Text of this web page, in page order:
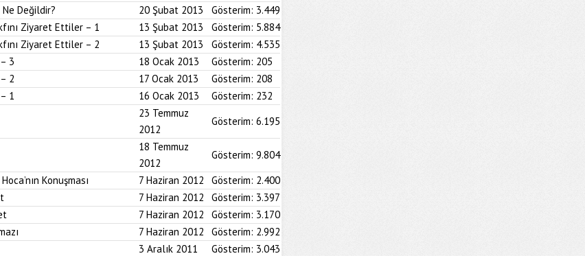
Değildir? 20 Şubat 2013 Gösterim: 3.449
Ziyaret Ettiler – 1 13 Şubat 2013 Gösterim: 5.884
Ziyaret Ettiler – 2 13 Şubat 2013 Gösterim: 4.535
3 18 Ocak 2013 Gösterim: 205
2 17 Ocak 2013 Gösterim: 208
1 16 Ocak 2013 Gösterim: 232
23 Temmuz
2012
Gösterim: 6.195
18 Temmuz
2012
Gösterim: 9.804
Konuşması 7 Haziran 2012 Gösterim: 2.400
7 Haziran 2012 Gösterim: 3.397
7 Haziran 2012 Gösterim: 3.170
7 Haziran 2012 Gösterim: 2.992
3 Aralık 2011 Gösterim: 3.043